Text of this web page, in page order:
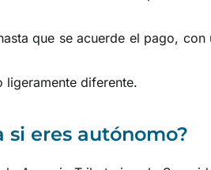
que se acuerde el pago, con
ligeramente diferente.
si eres autónomo?